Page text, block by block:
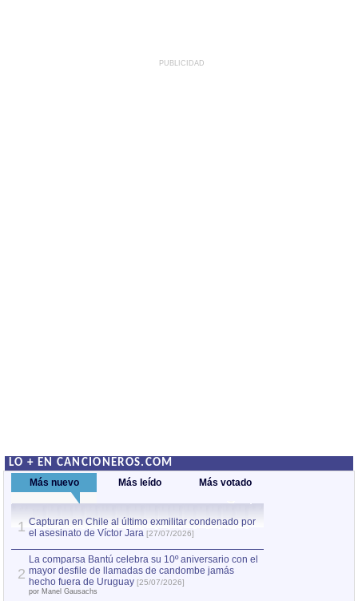
PUBLICIDAD
LO + EN CANCIONEROS.COM
Más nuevo Más leído Más votado
1 Capturan en Chile al último exmilitar condenado por
el asesinato de Víctor Jara [27/07/2026]
2
La comparsa Bantú celebra su 10º aniversario con el
mayor desfile de llamadas de candombe jamás
hecho fuera de Uruguay [25/07/2026]
por Manel Gausachs